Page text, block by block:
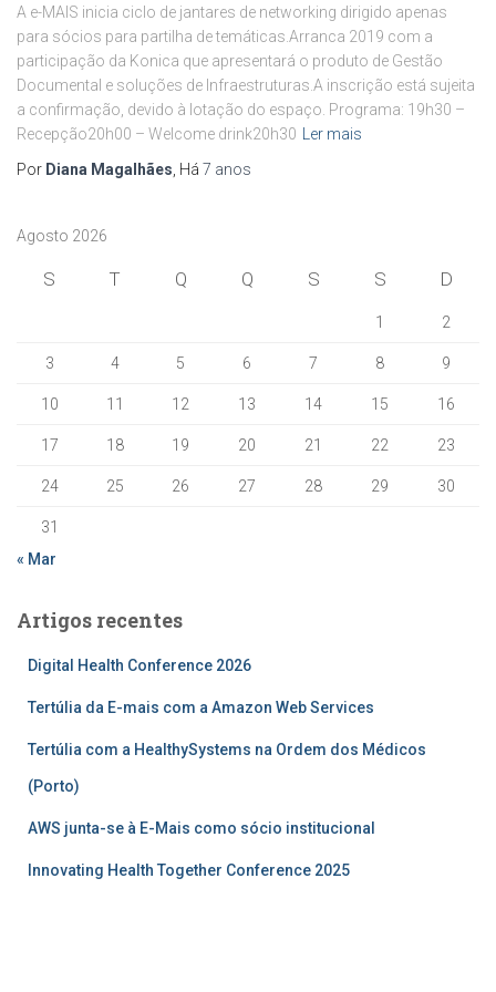
A e-MAIS inicia ciclo de jantares de networking dirigido apenas
para sócios para partilha de temáticas.Arranca 2019 com a
participação da Konica que apresentará o produto de Gestão
Documental e soluções de Infraestruturas.A inscrição está sujeita
a confirmação, devido à lotação do espaço. Programa: 19h30 –
Recepção20h00 – Welcome drink20h30
Ler mais
Por Diana Magalhães , Há 7 anos
Agosto 2026
S T Q Q S S D
1 2
3 4 5 6 7 8 9
10 11 12 13 14 15 16
17 18 19 20 21 22 23
24 25 26 27 28 29 30
31
« Mar
Artigos recentes
Digital Health Conference 2026
Tertúlia da E-mais com a Amazon Web Services
Tertúlia com a HealthySystems na Ordem dos Médicos
(Porto)
AWS junta-se à E-Mais como sócio institucional
Innovating Health Together Conference 2025